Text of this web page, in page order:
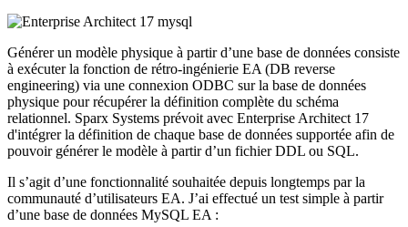
Générer un modèle physique à partir d’une base de données consiste
à exécuter la fonction de rétro-ingénierie EA (DB reverse
engineering) via une connexion ODBC sur la base de données
physique pour récupérer la définition complète du schéma
relationnel. Sparx Systems prévoit avec Enterprise Architect 17
d'intégrer la définition de chaque base de données supportée afin de
pouvoir générer le modèle à partir d’un fichier DDL ou SQL.
Il s’agit d’une fonctionnalité souhaitée depuis longtemps par la
communauté d’utilisateurs EA. J’ai effectué un test simple à partir
d’une base de données MySQL EA :